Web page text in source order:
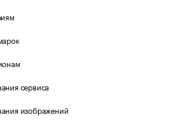
сервиса
изображений